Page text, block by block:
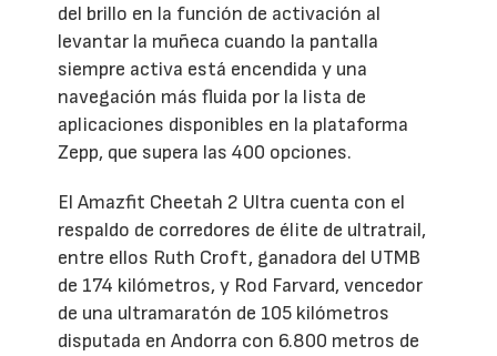
del brillo en la función de activación al
levantar la muñeca cuando la pantalla
siempre activa está encendida y una
navegación más fluida por la lista de
aplicaciones disponibles en la plataforma
Zepp, que supera las 400 opciones.
El Amazfit Cheetah 2 Ultra cuenta con el
respaldo de corredores de élite de ultratrail,
entre ellos Ruth Croft, ganadora del UTMB
de 174 kilómetros, y Rod Farvard, vencedor
de una ultramaratón de 105 kilómetros
disputada en Andorra con 6.800 metros de